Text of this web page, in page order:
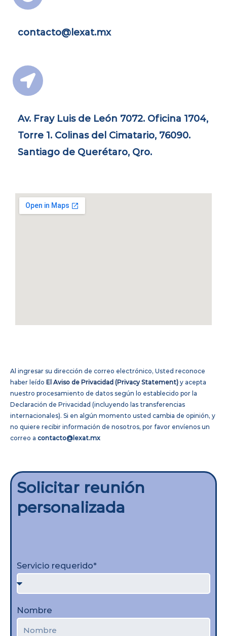
contacto@lexat.mx
Av. Fray Luis de León 7072. Oficina 1704,
Torre 1. Colinas del Cimatario, 76090.
Santiago de Querétaro, Qro.
Al ingresar su dirección de correo electrónico, Usted reconoce
haber leído El Aviso de Privacidad (Privacy Statement) y acepta
nuestro procesamiento de datos según lo establecido por la
Declaración de Privacidad (incluyendo las transferencias
internacionales). Si en algún momento usted cambia de opinión, y
no quiere recibir información de nosotros, por favor envíenos un
correo a contacto@lexat.mx
Solicitar reunión
personalizada
Servicio requerido*
Nombre